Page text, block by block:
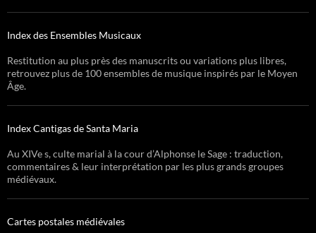
Index des Ensembles Musicaux
Restitution au plus près des manuscrits ou variations plus libres,
retrouvez plus de 100 ensembles de musique inspirés par le Moyen
Âge.
Index Cantigas de Santa Maria
Au XIVe s, culte marial à la cour d’Alphonse le Sage : traduction,
commentaires & leur interprétation par les plus grands groupes
médiévaux.
Cartes postales médiévales